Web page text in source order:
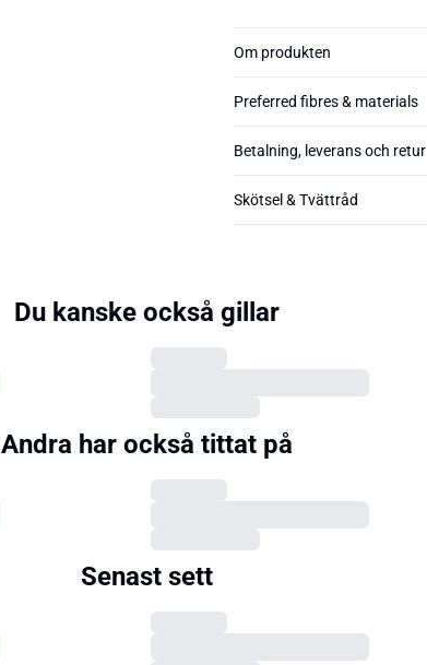
Om produkten
Preferred fibres & materials
Betalning, leverans och retur
Skötsel & Tvättråd
Du kanske också gillar
Andra har också tittat på
Senast sett